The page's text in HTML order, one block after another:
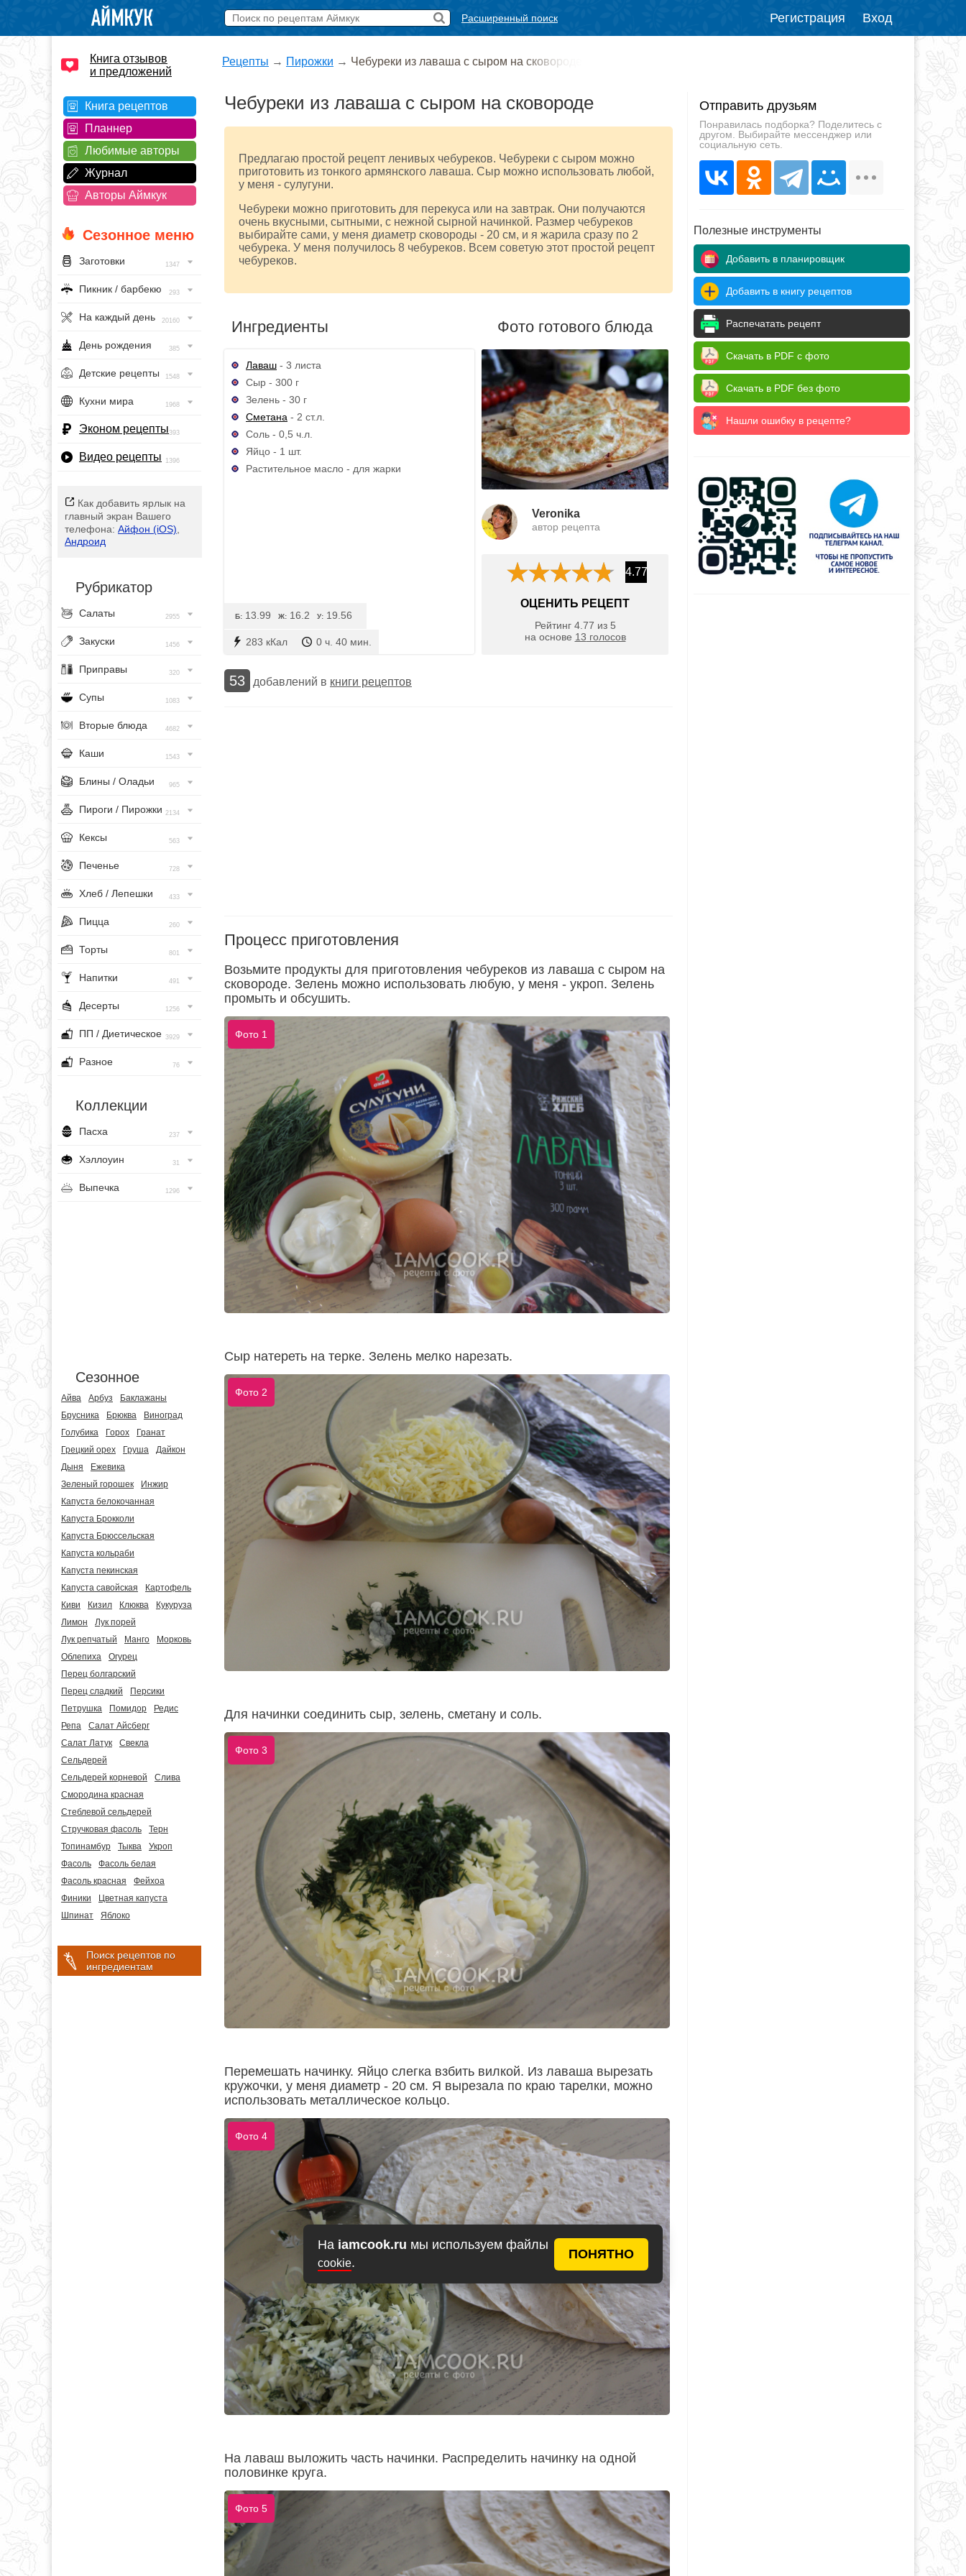
На iamcook.ru мы используем файлы
cookie.
ПОНЯТНО
Расширенный поиск Регистрация Вход
Книга отзывов
и предложений
Книга рецептов
Планнер
Любимые авторы
Журнал
Авторы Аймкук
Сезонное меню
Заготовки 1347
Пикник / барбекю 293
На каждый день 20160
День рождения 385
Детские рецепты 1548
Кухни мира 1968
Эконом рецепты393
Видео рецепты 1396
Как добавить ярлык на
главный экран Вашего
телефона: Айфон (iOS)
Андроид
Рубрикатор
Салаты 2955
Закуски 1456
Приправы 320
Супы 1083
Вторые блюда 4682
Каши 1543
Блины / Оладьи 965
Пироги / Пирожки 2134
Кексы 563
Печенье 728
Хлеб / Лепешки 433
Пицца 260
Торты 801
Напитки 491
Десерты 1256
ПП / Диетическое 3929
Разное 76
Коллекции
Пасха 237
Хэллоуин 31
Выпечка 1296
Сезонное
Айва Арбуз
Баклажаны
Брусника
Брюква
Виноград
Голубика
Горох
Гранат
Грецкий орех
Груша
Дайкон
Дыня
Ежевика
Зеленый горошек
Инжир
Капуста белокочанная
Капуста Брокколи
Капуста Брюссельская
Капуста кольраби
Капуста пекинская
Капуста савойская
Картофель
Киви
Кизил Клюква
Кукуруза
Лимон
Лук порей
Лук репчатый
Манго
Морковь
Облепиха
Огурец
Перец болгарский
Перец сладкий
Персики
Петрушка
Помидор
Редис
Репа
Салат Айсберг
Салат Латук
Свекла
Сельдерей
Сельдерей корневой
Слива
Смородина красная
Стеблевой сельдерей
Стручковая фасоль
Терн
Топинамбур
Тыква
Укроп
Фасоль
Фасоль белая
Фасоль красная
Фейхоа
Финики
Цветная капуста
Шпинат
Яблоко
Поиск рецептов по
ингредиентам
Рецепты → Пирожки → Чебуреки из лаваша с сыром на сковороде
Чебуреки из лаваша с сыром на сковороде
Предлагаю простой рецепт ленивых чебуреков. Чебуреки с сыром можно
приготовить из тонкого армянского лаваша. Сыр можно использовать любой,
у меня - сулугуни.
Чебуреки можно приготовить для перекуса или на завтрак. Они получаются
очень вкусными, сытными, с нежной сырной начинкой. Размер чебуреков
выбирайте сами, у меня диаметр сковороды - 20 см, и я жарила сразу по 2
чебурека. У меня получилось 8 чебуреков. Всем советую этот простой рецепт
чебуреков.
Ингредиенты
Лаваш - 3 листа
Сыр - 300 г
Зелень - 30 г
Сметана - 2 ст.л.
Соль - 0,5 ч.л.
Яйцо - 1 шт.
Растительное масло - для жарки
283 кКал 0 ч. 40 мин.
Б: 13.99 Ж: 16.2 У: 19.56
Фото готового блюда
Veronika
автор рецепта
4.77
ОЦЕНИТЬ РЕЦЕПТ
Рейтинг 4.77 из 5
на основе 13 голосов
53 добавлений в книги рецептов
Процесс приготовления
Возьмите продукты для приготовления чебуреков из лаваша с сыром на
сковороде. Зелень можно использовать любую, у меня - укроп. Зелень
промыть и обсушить.
Фото 1
Сыр натереть на терке. Зелень мелко нарезать.
Фото 2
Для начинки соединить сыр, зелень, сметану и соль.
Фото 3
Перемешать начинку. Яйцо слегка взбить вилкой. Из лаваша вырезать
кружочки, у меня диаметр - 20 см. Я вырезала по краю тарелки, можно
использовать металлическое кольцо.
Фото 4
На лаваш выложить часть начинки. Распределить начинку на одной
половинке круга.
Фото 5
Отправить друзьям
Понравилась подборка? Поделитесь с
другом. Выбирайте мессенджер или
социальную сеть.
Полезные инструменты
Добавить в планировщик
Добавить в книгу рецептов
Распечатать рецепт
Скачать в PDF с фото
Скачать в PDF без фото
Нашли ошибку в рецепте?